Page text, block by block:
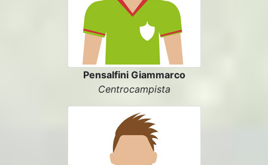
Pensalfini Giammarco
Centrocampista